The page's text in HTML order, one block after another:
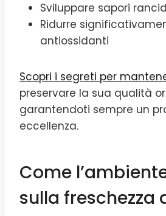
Sviluppare sapori
Ridurre
antiossidanti
Scopri i segreti per
preservare la sua qualità
garantendoti sempre un
eccellenza.
Come
sulla freschezza